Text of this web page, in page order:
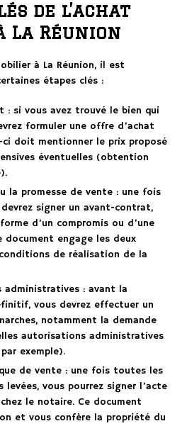
de l’achat
La Réunion
à La Réunion, il est
étapes clés :
: si vous avez trouvé le bien qui
formuler une offre d’achat
doit mentionner le prix proposé
éventuelles (obtention
la promesse de vente : une fois
signer un avant-contrat,
d’un compromis ou d’une
document engage les deux
de réalisation de la
administratives : avant la
vous devrez effectuer un
notamment la demande
autorisations administratives
exemple).
de vente : une fois toutes les
levées, vous pourrez signer l’acte
le notaire. Ce document
et vous confère la propriété du